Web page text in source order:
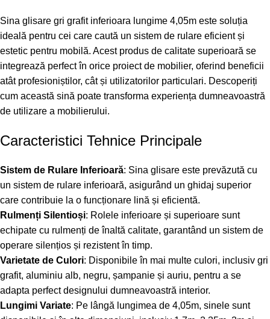
Sina glisare gri grafit inferioara lungime 4,05m este soluția
ideală pentru cei care caută un sistem de rulare eficient și
estetic pentru mobilă. Acest produs de calitate superioară se
integrează perfect în orice proiect de mobilier, oferind beneficii
atât profesioniștilor, cât și utilizatorilor particulari. Descoperiți
cum această sină poate transforma experiența dumneavoastră
de utilizare a mobilierului.
Caracteristici Tehnice Principale
Sistem de Rulare Inferioară: Sina glisare este prevăzută cu
un sistem de rulare inferioară, asigurând un ghidaj superior
care contribuie la o funcționare lină și eficientă.
Rulmenți Silentioși: Rolele inferioare și superioare sunt
echipate cu rulmenți de înaltă calitate, garantând un sistem de
operare silențios și rezistent în timp.
Varietate de Culori: Disponibile în mai multe culori, inclusiv gri
grafit, aluminiu alb, negru, șampanie și auriu, pentru a se
adapta perfect designului dumneavoastră interior.
Lungimi Variate: Pe lângă lungimea de 4,05m, sinele sunt